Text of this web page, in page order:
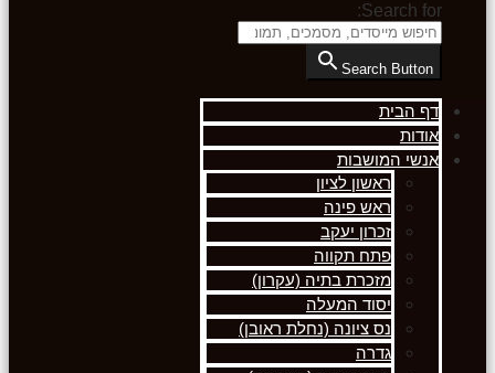
Search for:
Search Button
דף הבית
אודות
אנשי המושבות
ראשון לציון
ראש פינה
זכרון יעקב
פתח תקווה
מזכרת בתיה (עקרון)
יסוד המעלה
נס ציונה (נחלת ראובן)
גדרה